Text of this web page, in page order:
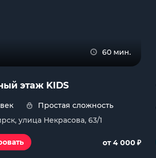
60 мин.
этаж KIDS
Простая сложность
улица Некрасова, 63/1
от 4 000 ₽